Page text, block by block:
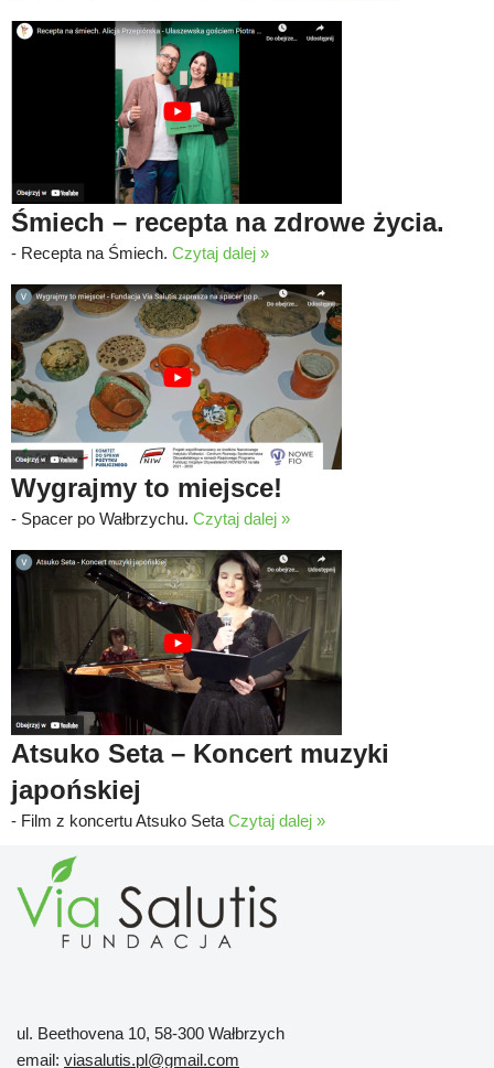
Śmiech – recepta na zdrowe życia.
- Recepta na Śmiech. Czytaj dalej »
Wygrajmy to miejsce!
- Spacer po Wałbrzychu. Czytaj dalej »
Atsuko Seta – Koncert muzyki
japońskiej
- Film z koncertu Atsuko Seta Czytaj dalej »
ul. Beethovena 10, 58-300 Wałbrzych
email: viasalutis.pl@gmail.com